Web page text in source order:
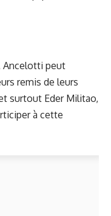
Ancelotti peut
remis de leurs
surtout Eder Militao,
à cette